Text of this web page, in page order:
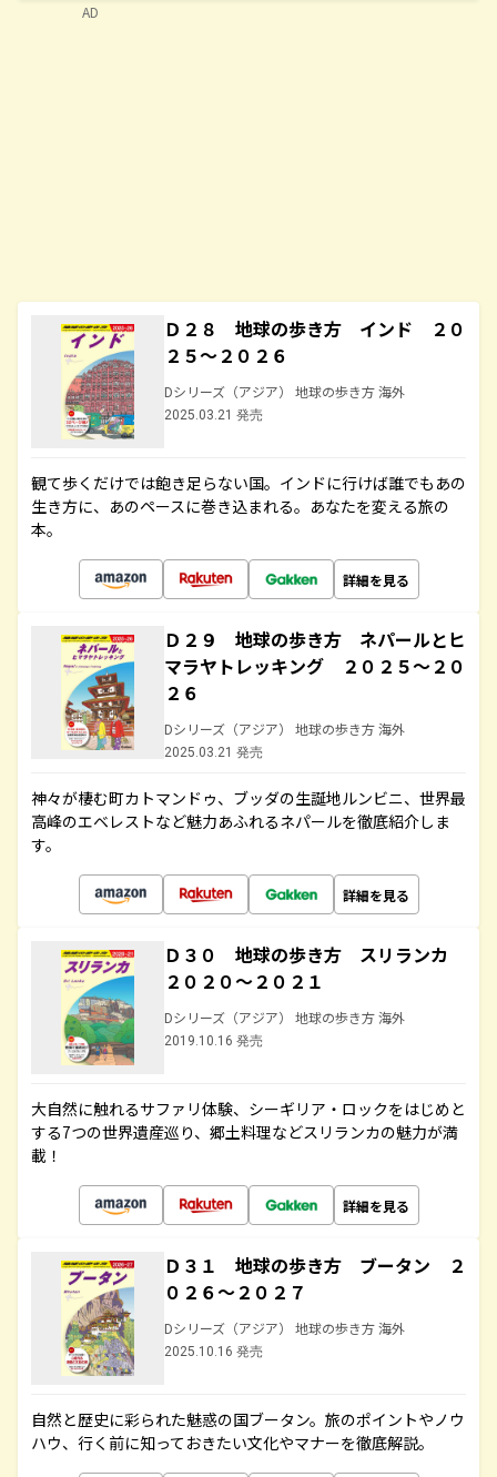
Ｄ２８ 地球の歩き方 インド ２０
２５～２０２６
Dシリーズ（アジア） 地球の歩き方 海外
2025.03.21 発売
観て歩くだけでは飽き足らない国。インドに行けば誰でもあの
生き方に、あのペースに巻き込まれる。あなたを変える旅の
本。
詳細を見る
Ｄ２９ 地球の歩き方 ネパールとヒ
マラヤトレッキング ２０２５～２０
２６
Dシリーズ（アジア） 地球の歩き方 海外
2025.03.21 発売
神々が棲む町カトマンドゥ、ブッダの生誕地ルンビニ、世界最
高峰のエベレストなど魅力あふれるネパールを徹底紹介しま
す。
詳細を見る
Ｄ３０ 地球の歩き方 スリランカ
２０２０～２０２１
Dシリーズ（アジア） 地球の歩き方 海外
2019.10.16 発売
大自然に触れるサファリ体験、シーギリア・ロックをはじめと
する7つの世界遺産巡り、郷土料理などスリランカの魅力が満
載！
詳細を見る
Ｄ３１ 地球の歩き方 ブータン ２
０２６～２０２７
Dシリーズ（アジア） 地球の歩き方 海外
2025.10.16 発売
自然と歴史に彩られた魅惑の国ブータン。旅のポイントやノウ
ハウ、行く前に知っておきたい文化やマナーを徹底解説。
AD